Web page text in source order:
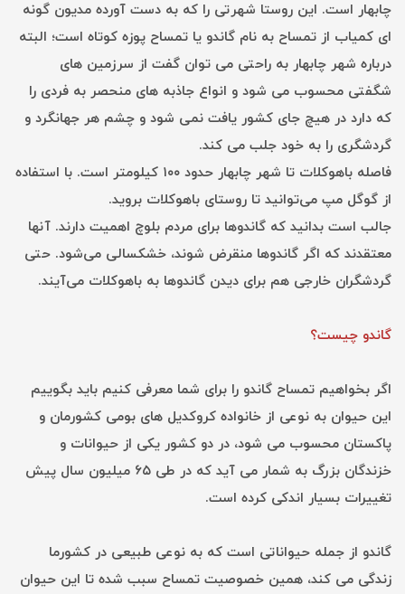
چابهار است. این روستا شهرتی را که به دست آورده مدیون گونه
ای کمیاب از تمساح به نام گاندو یا تمساح پوزه کوتاه است؛ البته
درباره شهر چابهار به راحتی می توان گفت از سرزمین های
شگفتی محسوب می شود و انواع جاذبه های منحصر به فردی را
که دارد در هیچ جای کشور یافت نمی شود و چشم هر جهانگرد و
گردشگری را به خود جلب می کند.
فاصله باهوکلات تا شهر چابهار حدود ۱۰۰ کیلومتر است. با استفاده
از گوگل مپ می‌توانید تا روستای باهوکلات بروید.
جالب است بدانید که گاندوها برای مردم بلوچ اهمیت دارند. آنها
معتقدند که اگر گاندوها منقرض شوند، خشکسالی می‌شود. حتی
گردشگران خارجی هم برای دیدن گاندوها به باهوکلات می‌آیند.
گاندو چیست؟
اگر بخواهیم تمساح گاندو را برای شما معرفی کنیم باید بگوییم
این حیوان به نوعی از خانواده کروکدیل های بومی کشورمان و
پاکستان محسوب می شود، در دو کشور یکی از حیوانات و
خزندگان بزرگ به شمار می آید که در طی ۶۵ میلیون سال پیش
تغییرات بسیار اندکی کرده است.
گاندو از جمله حیواناتی است که به نوعی طبیعی در کشورما
زندگی می کند، همین خصوصیت تمساح سبب شده تا این حیوان